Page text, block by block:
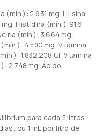
(mín.): 2.931 mg. L-lisina
mg. Histidina (mín.): 916
(mín.): 3.664 mg.
4.580 mg. Vitamina
1.832.208 UI. Vitamina
2.748 mg. Ácido
para cada 5 litros
ou 1 mL por litro de